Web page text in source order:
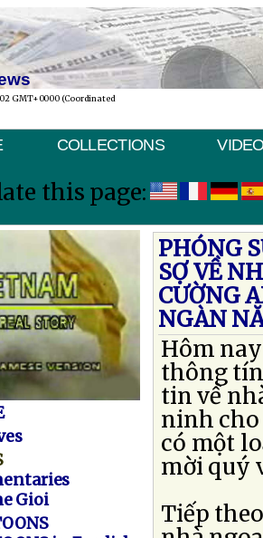
GMT+0000 (Coordinated
COLLECTIONS
this page:
Gioi
PHÓNG
SỢ VỀ
CƯỜNG
NGÀN
Hôm
thông tín
tin về
ninh cho
có một
mời quý
Tiếp